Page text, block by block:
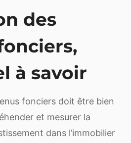
des
à savoir
fonciers doit être bien
et mesurer la
dans l’immobilier